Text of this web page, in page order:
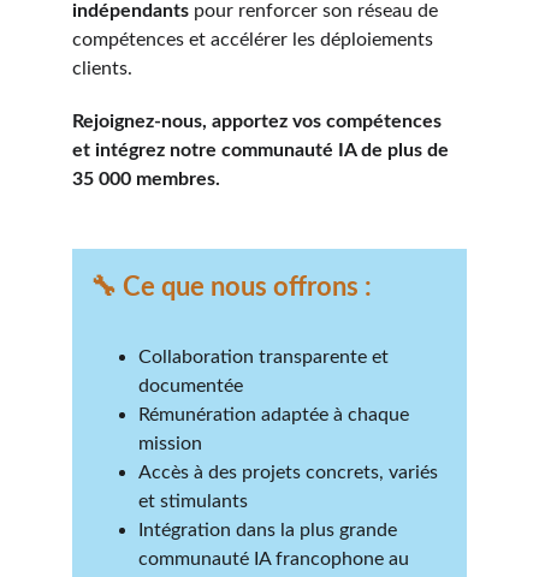
🔧 Ce que nous offrons :
Collaboration transparente et
documentée
Rémunération adaptée à chaque
mission
Accès à des projets concrets, variés
et stimulants
Intégration dans la plus grande
communauté IA francophone au
indépendants pour renforcer son réseau de
compétences et accélérer les déploiements
clients.
Rejoignez-nous, apportez vos compétences
et intégrez notre communauté IA de plus de
35 000 membres.